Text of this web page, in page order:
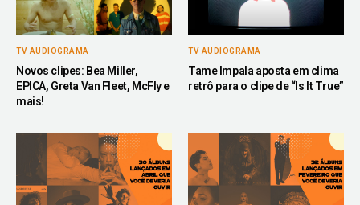
TV AUDIOGRAMA
Novos clipes: Bea Miller,
EPICA, Greta Van Fleet, McFly e
mais!
TV AUDIOGRAMA
Tame Impala aposta em clima
retrô para o clipe de “Is It True”